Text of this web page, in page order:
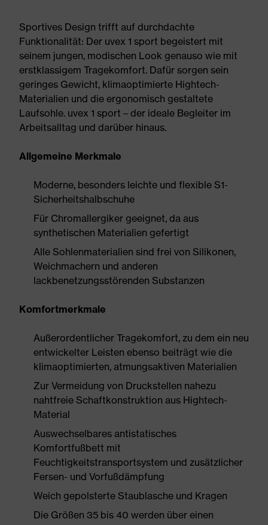
Sportives Design trifft auf durchdachte
Funktionalität: Der uvex 1 sport begeistert mit
seinem jungen, modischen Look genauso wie mit
erstklassigem Tragekomfort. Dafür sorgen sein
geringes Gewicht, klimaoptimierte Hightech-
Materialien und die ergonomisch gestaltete
Laufsohle. uvex 1 sport – der ideale Begleiter im
Arbeitsalltag und darüber hinaus.
Allgemeine Merkmale
Moderne, besonders leichte und flexible S1-
Sicherheitshalbschuhe
Für Chromallergiker geeignet, da aus
synthetischen Materialien gefertigt
Alle Sohlenmaterialien sind frei von Silikonen,
Weichmachern und anderen
lackbenetzungsstörenden Substanzen
Komfortmerkmale
Außerordentlicher Tragekomfort, zu dem ein neu
entwickelter Leisten ebenso beiträgt wie die
klimaoptimierten, atmungsaktiven Materialien
Zur Vermeidung von Druckstellen nahezu
nahtfreie Schaftkonstruktion aus Hightech-
Material
Auswechselbares antistatisches
Komfortfußbett mit
Feuchtigkeitstransportsystem und zusätzlicher
Fersen- und Vorfußdämpfung
Weich gepolsterte Staublasche und Kragen
Die Größen 35 bis 40 werden über einen